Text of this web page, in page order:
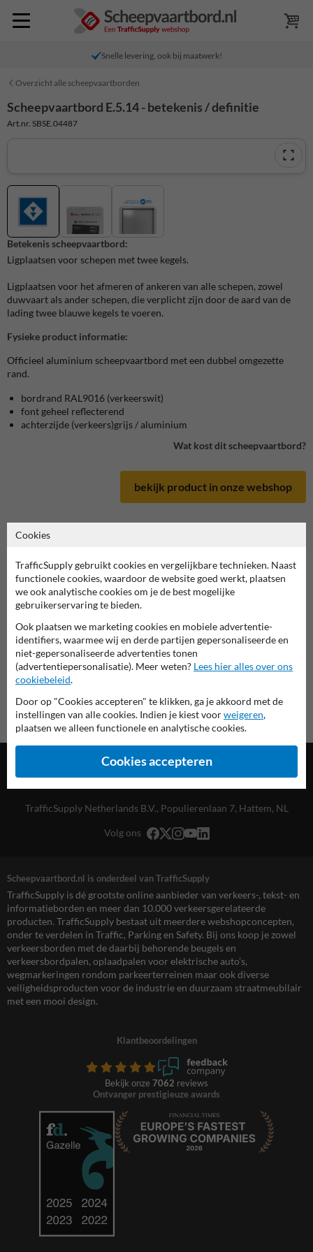
Snelle levering, ook bij maatwerk!
Overzicht alle scheepvaartborden
Scheepvaartbord in serie E
deze informatie printen
overzicht officiële scheepvaartborden
Scheepvaartbord.nl
Scheepvaartbord E.5.14 - betekenis / definitie
Art.nr. SBSE.04487
Betekenis scheepvaartbord:
Ligplaatsen voor schepen met twee kegels.
Ligplaatsen voor het afmeren of ankeren van alle schepen, zowel
duwvaart als ander schepen, die verplicht zijn door de aard van de
lading twee blauwe kegels te voeren.
Fysieke product informatie:
Officieel aluminium scheepvaartbord met een dubbel omgezette
rand.
bordrand RAL9016 (verkeerswit)
font geheel reflecterend
achterzijde (verkeers)grijs / aluminium
Wat kost dit scheepvaartbord?
bekijk product in onze webshop
TrafficSupply Netherlands B.V., Populierenlaan 7, Hattem, NL
Volg ons
Scheepvaartbord.nl is onderdeel van TrafficSupply
TrafficSupply is dé grootste online aanbieder van verkeers-, tekst- en
informatieborden en meer dan 10.000 verkeersgerelateerde
producten. TrafficSupply bestaat uit meerdere webshopconcepten,
onder te verdelen in Traffic, Parking en Safety. Bij ons koop je zowel
verkeersborden met de daarbij behorende beugels en
verkeersbordpalen, oplaadpalen voor elektrische auto’s,
wegmarkeringen rondom parkeerterreinen maar ook diverse
veiligheidsproducten voor de industrie en duurzaam straatmeubilair
met een mooi design.
Klantbeoordelingen
Bekijk onze 7062 reviews
Ontvanger prestigieuze awards
Cookies
TrafficSupply gebruikt cookies en vergelijkbare technieken. Naast
functionele cookies, waardoor de website goed werkt, plaatsen
we ook analytische cookies om je de best mogelijke
gebruikerservaring te bieden.
Ook plaatsen we marketing cookies en mobiele advertentie-
identifiers, waarmee wij en derde partijen gepersonaliseerde en
niet-gepersonaliseerde advertenties tonen
(advertentiepersonalisatie). Meer weten? Lees hier alles over ons
cookiebeleid.
Door op "Cookies accepteren" te klikken, ga je akkoord met de
instellingen van alle cookies. Indien je kiest voorweigeren,
plaatsen we alleen functionele en analytische cookies.
Cookies accepteren